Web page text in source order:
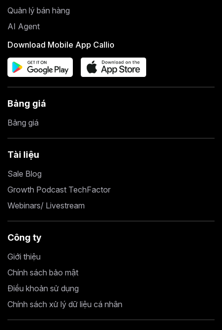
Quản lý bán hàng
AI Agent
Download Mobile App Callio
Bảng giá
Bảng giá
Tài liệu
Sale Blog
Growth Podcast TechFactor
Webinars/ Livestream
Công ty
Giới thiệu
Chính sách bảo mật
Điều khoản sử dụng
Chính sách xử lý dữ liệu cá nhân